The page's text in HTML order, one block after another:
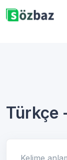
Türkçe